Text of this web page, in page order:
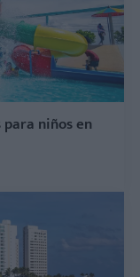
niños en